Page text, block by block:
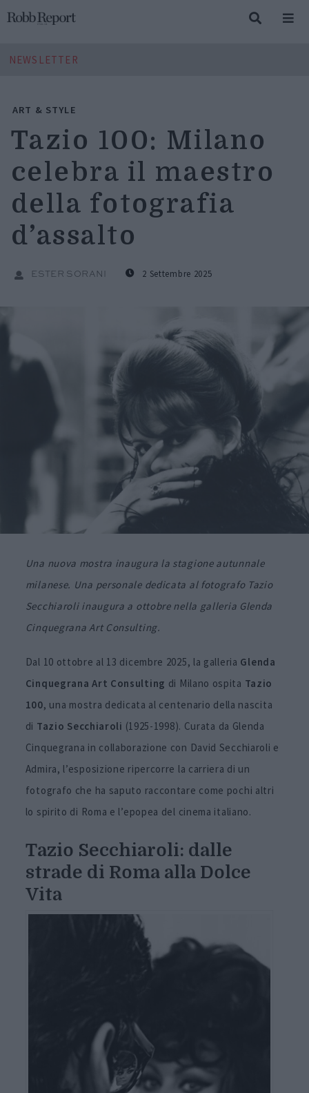
NEWSLETTER
ART & STYLE
Tazio 100: Milano
celebra il maestro
della fotografia
d’assalto
ESTER SORANI 2 Settembre 2025
Una nuova mostra inaugura la stagione autunnale
milanese. Una personale dedicata al fotografo Tazio
Secchiaroli inaugura a ottobre nella galleria Glenda
Cinquegrana Art Consulting.
Dal 10 ottobre al 13 dicembre 2025, la galleria Glenda
Cinquegrana Art Consulting di Milano ospita Tazio
100, una mostra dedicata al centenario della nascita
di Tazio Secchiaroli (1925-1998). Curata da Glenda
Cinquegrana in collaborazione con David Secchiaroli e
Admira, l’esposizione ripercorre la carriera di un
fotografo che ha saputo raccontare come pochi altri
lo spirito di Roma e l’epopea del cinema italiano.
Tazio Secchiaroli: dalle
strade di Roma alla Dolce
Vita